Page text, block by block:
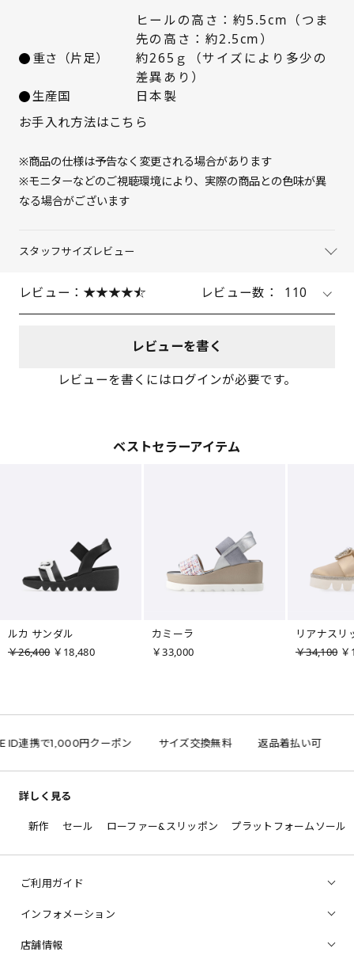
ヒールの高さ：約5.5cm（つま
先の高さ：約2.5cm）
重さ（片足）
約265ｇ（サイズにより多少の
差異あり）
生産国
日本製
お手入れ方法はこちら
※商品の仕様は予告なく変更される場合があります
※モニターなどのご視聴環境により、実際の商品との色味が異
なる場合がございます
スタッフサイズレビュー
レビュー： レビュー数： 110
レビューを書く
レビューを書くにはログインが必要です。
ベストセラーアイテム
ルカ サンダル
￥26,400 ￥18,480
カミーラ
￥33,000
リアナスリ
￥34,100
連携で1,000円クーポン サイズ交換無料 返品着払い可
詳しく見る
新作 セール ローファー&スリッポン プラットフォームソール
ご利用ガイド
インフォメーション
店舗情報